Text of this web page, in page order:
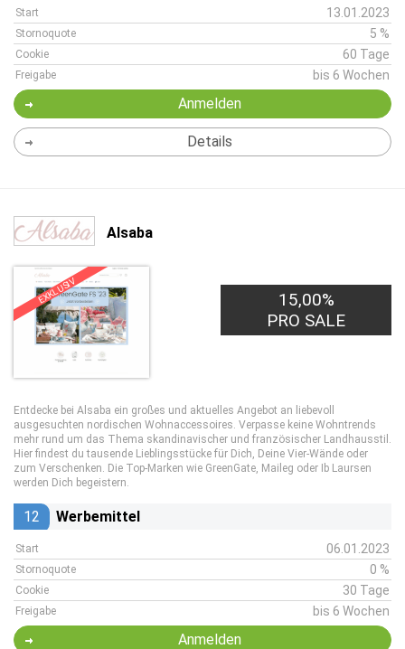
Start 13.01.2023
Stornoquote 5 %
Cookie 60 Tage
Freigabe bis 6 Wochen
Anmelden
Details
Alsaba
EXKLUSIV
15,00%
PRO SALE
Entdecke bei Alsaba ein großes und aktuelles Angebot an liebevoll
ausgesuchten nordischen Wohnaccessoires. Verpasse keine Wohntrends
mehr rund um das Thema skandinavischer und französischer Landhausstil.
Hier findest du tausende Lieblingsstücke für Dich, Deine Vier-Wände oder
zum Verschenken. Die Top-Marken wie GreenGate, Maileg oder Ib Laursen
werden Dich begeistern.
12 Werbemittel
Start 06.01.2023
Stornoquote 0 %
Cookie 30 Tage
Freigabe bis 6 Wochen
Anmelden